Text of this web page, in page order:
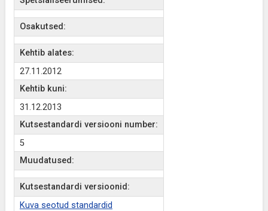
Osakutsed:
Kehtib alates:
27.11.2012
Kehtib kuni:
31.12.2013
Kutsestandardi versiooni number:
5
Muudatused:
Kutsestandardi versioonid:
Kuva seotud standardid